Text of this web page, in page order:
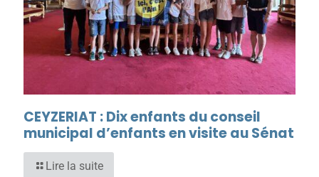
CEYZERIAT : Dix enfants du conseil
municipal d’enfants en visite au Sénat
Lire la suite